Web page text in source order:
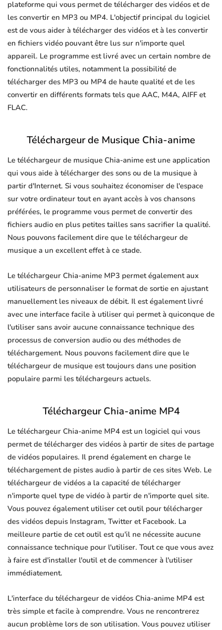
plateforme qui vous permet de télécharger des vidéos et de
les convertir en MP3 ou MP4. L'objectif principal du logiciel
est de vous aider à télécharger des vidéos et à les convertir
en fichiers vidéo pouvant être lus sur n'importe quel
appareil. Le programme est livré avec un certain nombre de
fonctionnalités utiles, notamment la possibilité de
télécharger des MP3 ou MP4 de haute qualité et de les
convertir en différents formats tels que AAC, M4A, AIFF et
FLAC.
Téléchargeur de Musique Chia-anime
Le téléchargeur de musique Chia-anime est une application
qui vous aide à télécharger des sons ou de la musique à
partir d'Internet. Si vous souhaitez économiser de l'espace
sur votre ordinateur tout en ayant accès à vos chansons
préférées, le programme vous permet de convertir des
fichiers audio en plus petites tailles sans sacrifier la qualité.
Nous pouvons facilement dire que le téléchargeur de
musique a un excellent effet à ce stade.
Le téléchargeur Chia-anime MP3 permet également aux
utilisateurs de personnaliser le format de sortie en ajustant
manuellement les niveaux de débit. Il est également livré
avec une interface facile à utiliser qui permet à quiconque de
l'utiliser sans avoir aucune connaissance technique des
processus de conversion audio ou des méthodes de
téléchargement. Nous pouvons facilement dire que le
téléchargeur de musique est toujours dans une position
populaire parmi les téléchargeurs actuels.
Téléchargeur Chia-anime MP4
Le téléchargeur Chia-anime MP4 est un logiciel qui vous
permet de télécharger des vidéos à partir de sites de partage
de vidéos populaires. Il prend également en charge le
téléchargement de pistes audio à partir de ces sites Web. Le
téléchargeur de vidéos a la capacité de télécharger
n'importe quel type de vidéo à partir de n'importe quel site.
Vous pouvez également utiliser cet outil pour télécharger
des vidéos depuis Instagram, Twitter et Facebook. La
meilleure partie de cet outil est qu'il ne nécessite aucune
connaissance technique pour l'utiliser. Tout ce que vous avez
à faire est d'installer l'outil et de commencer à l'utiliser
immédiatement.
L'interface du téléchargeur de vidéos Chia-anime MP4 est
très simple et facile à comprendre. Vous ne rencontrerez
aucun problème lors de son utilisation. Vous pouvez utiliser